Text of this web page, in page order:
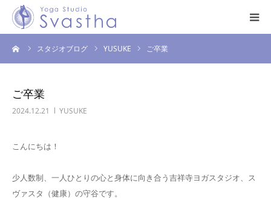
スタジオブログ YUSUKE ご卒業
ご卒業
2024.12.21 YUSUKE
こんにちは！
少人数制、一人ひとりの心と身体に向き合う吉祥寺ヨガスタジオ、ス
ヴァスタ（健康）の守谷です。
はじめての方へ
スタジオ案内